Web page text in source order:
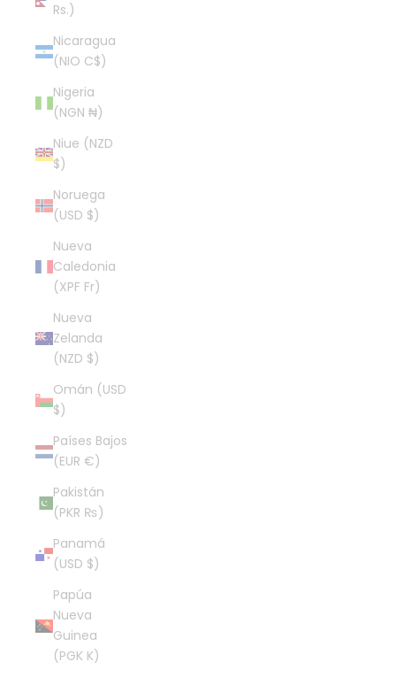
Rs.)
Nicaragua
(NIO C$)
Nigeria
(NGN ₦)
Niue (NZD
$)
Noruega
(USD $)
Nueva
Caledonia
(XPF Fr)
Nueva
Zelanda
(NZD $)
Omán (USD
$)
Países Bajos
(EUR €)
Pakistán
(PKR ₨)
Panamá
(USD $)
Papúa
Nueva
Guinea
(PGK K)